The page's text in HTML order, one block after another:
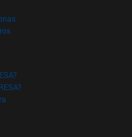
(abre en nueva ventana)
(abre en nueva ventana)